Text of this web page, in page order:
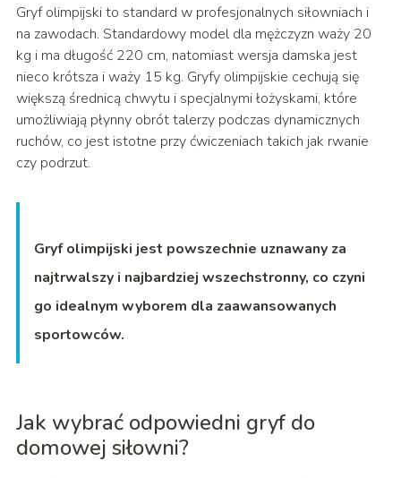
Gryf olimpijski to standard w profesjonalnych siłowniach i
na zawodach. Standardowy model dla mężczyzn waży 20
kg i ma długość 220 cm, natomiast wersja damska jest
nieco krótsza i waży 15 kg. Gryfy olimpijskie cechują się
większą średnicą chwytu i specjalnymi łożyskami, które
umożliwiają płynny obrót talerzy podczas dynamicznych
ruchów, co jest istotne przy ćwiczeniach takich jak rwanie
czy podrzut.
Gryf olimpijski jest powszechnie uznawany za
najtrwalszy i najbardziej wszechstronny, co czyni
go idealnym wyborem dla zaawansowanych
sportowców.
Jak wybrać odpowiedni gryf do
domowej siłowni?